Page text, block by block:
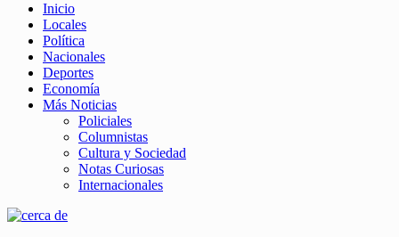
Inicio
Locales
Política
Nacionales
Deportes
Economía
Más Noticias
Policiales
Columnistas
Cultura y Sociedad
Notas Curiosas
Internacionales